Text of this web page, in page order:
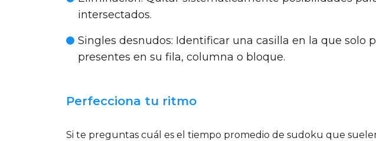
intersectados.
Singles desnudos: Identificar una casilla en la que solo
presentes en su fila, columna o bloque.
Perfecciona tu ritmo
Si te preguntas cuál es el tiempo promedio de sudoku que